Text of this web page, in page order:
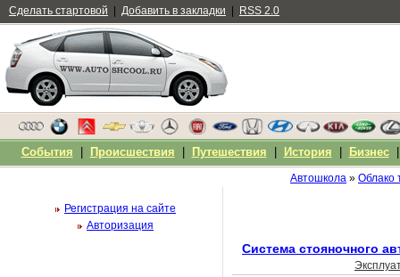
Автошкола » Облако
Система стояночного
Регистрация на сайте
Авторизация
Сделать стартовой Добавить в закладки RSS 2.0
События Происшествия Путешествия История Бизнес